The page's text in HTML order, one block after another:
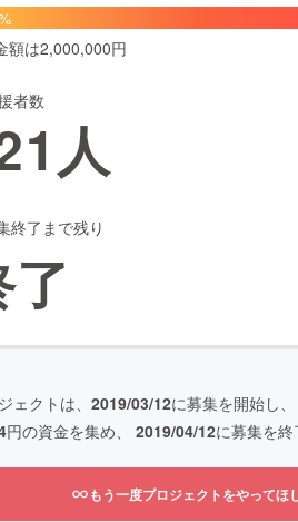
ケア
額は2,000,000円
者数
人
終了まで残り
ェクトは、 2019/03/12に募集を開始し、
円の資金を集め、 2019/04/12に募集を
もう一度プロジェクトをやってほ